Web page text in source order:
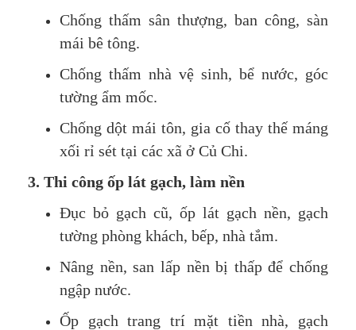
Chống thấm sân thượng, ban công, sàn
mái bê tông.
Chống thấm nhà vệ sinh, bể nước, góc
tường ẩm mốc.
Chống dột mái tôn, gia cố thay thế máng
xối rỉ sét tại các xã ở Củ Chi.
3. Thi công ốp lát gạch, làm nền
Đục bỏ gạch cũ, ốp lát gạch nền, gạch
tường phòng khách, bếp, nhà tắm.
Nâng nền, san lấp nền bị thấp để chống
ngập nước.
Ốp gạch trang trí mặt tiền nhà, gạch